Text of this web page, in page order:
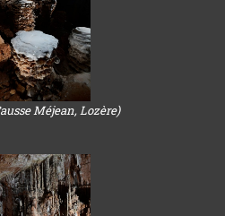
Méjean, Lozère)